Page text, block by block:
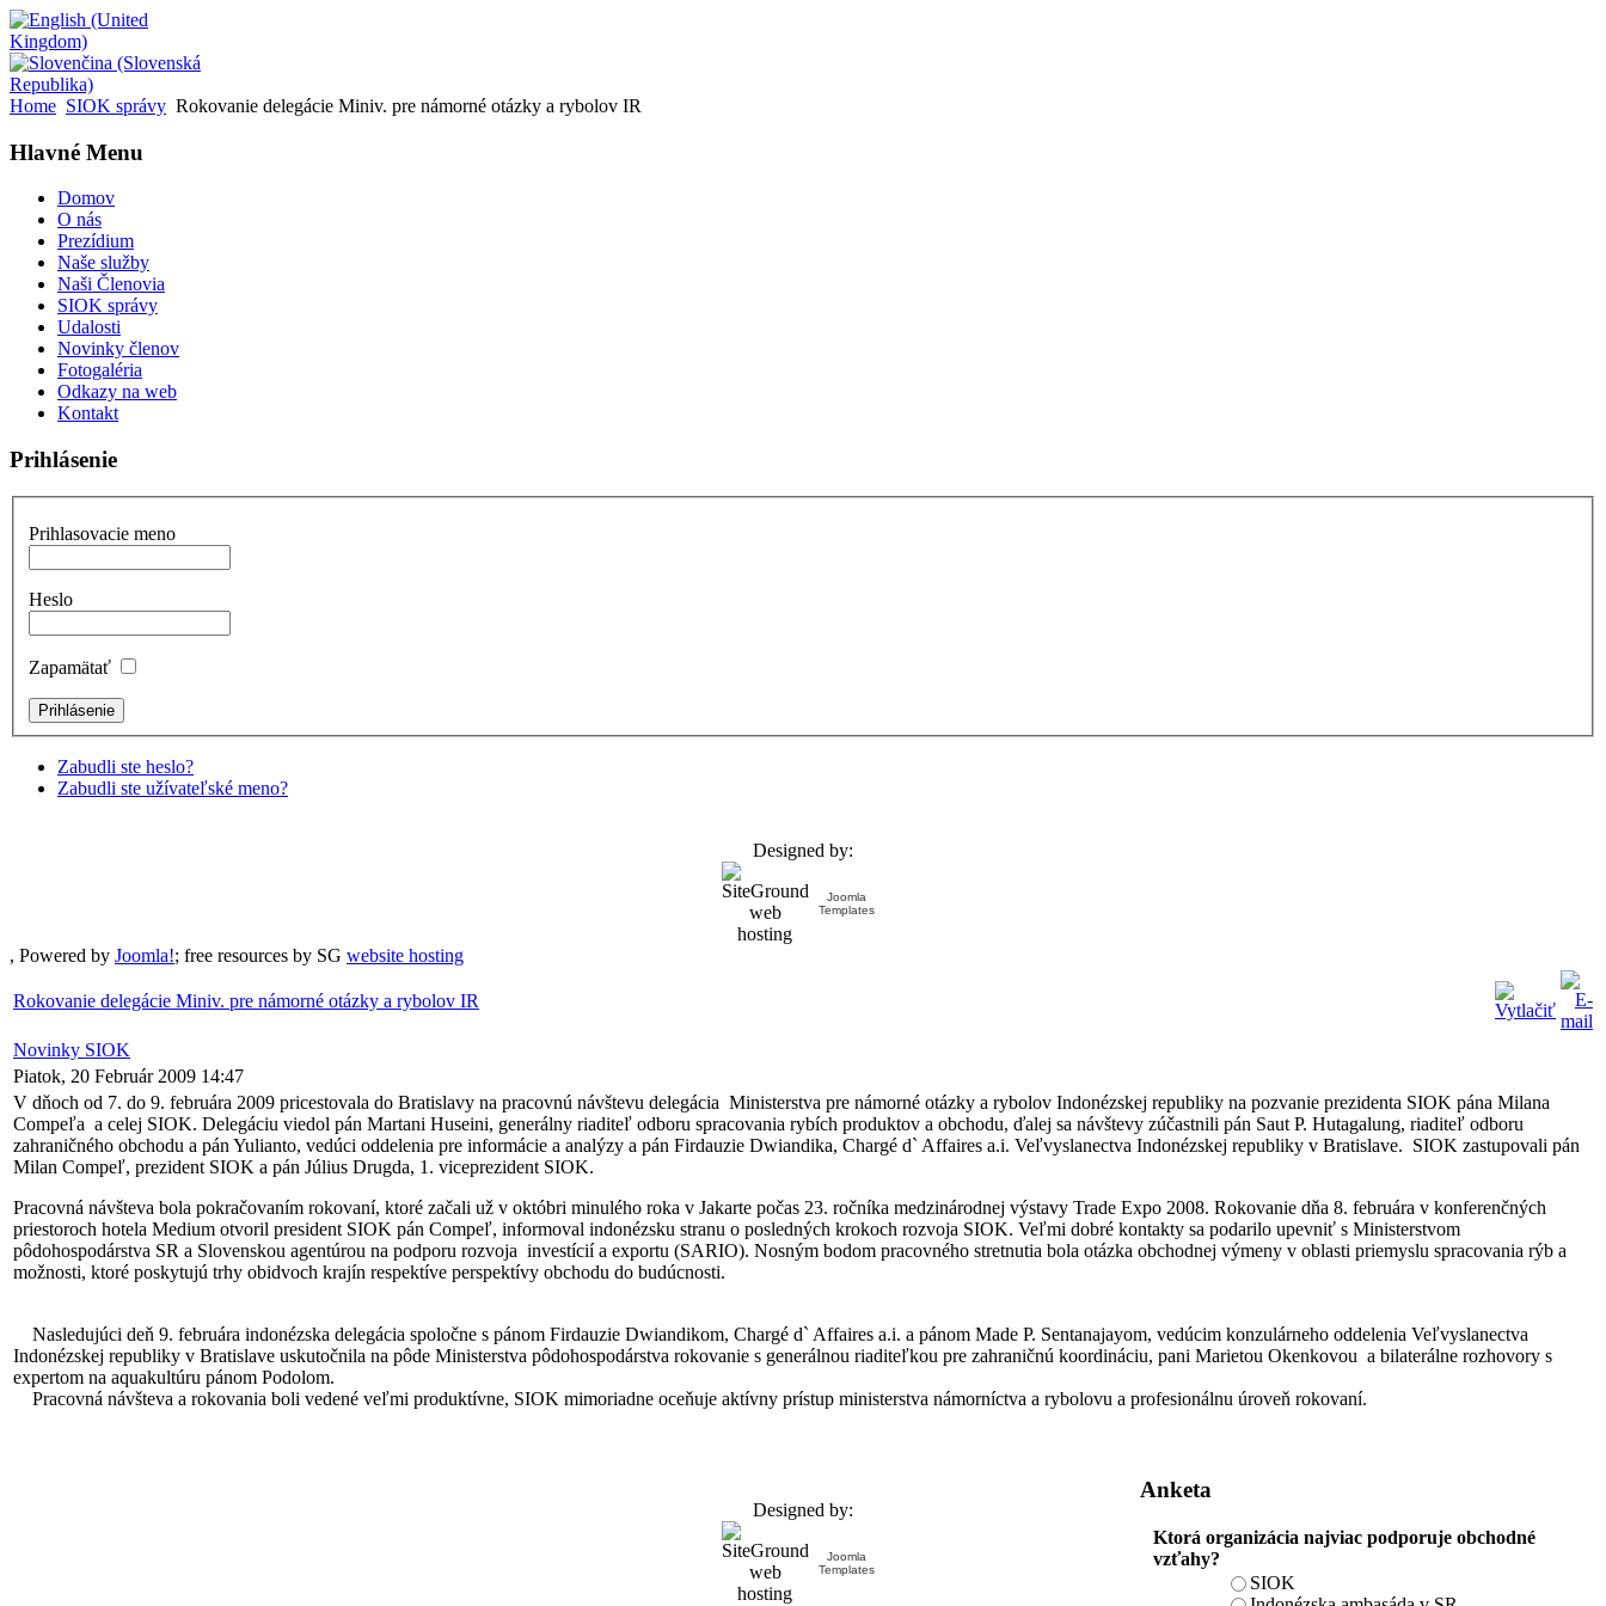
Home SIOK správy Rokovanie delegácie Miniv. pre námorné otázky a rybolov IR
Hlavné Menu
Domov
O nás
Prezídium
Naše služby
Naši Členovia
SIOK správy
Udalosti
Novinky členov
Fotogaléria
Odkazy na web
Kontakt
Prihlásenie
Prihlasovacie meno
Heslo
Zapamätať
Zabudli ste heslo?
Zabudli ste užívateľské meno?
Designed by:
Joomla
Templates
, Powered by Joomla!; free resources by SG website hosting
Rokovanie delegácie Miniv. pre námorné otázky a rybolov IR
Novinky SIOK
Piatok, 20 Február 2009 14:47
V dňoch od 7. do 9. februára 2009 pricestovala do Bratislavy na pracovnú návštevu delegácia Ministerstva pre námorné otázky a rybolov Indonézskej republiky na pozvanie prezidenta SIOK pána Milana
Compeľa a celej SIOK. Delegáciu viedol pán Martani Huseini, generálny riaditeľ odboru spracovania rybích produktov a obchodu, ďalej sa návštevy zúčastnili pán Saut P. Hutagalung, riaditeľ odboru
zahraničného obchodu a pán Yulianto, vedúci oddelenia pre informácie a analýzy a pán Firdauzie Dwiandika, Chargé d` Affaires a.i. Veľvyslanectva Indonézskej republiky v Bratislave. SIOK zastupovali pán
Milan Compeľ, prezident SIOK a pán Július Drugda, 1. viceprezident SIOK.
Pracovná návšteva bola pokračovaním rokovaní, ktoré začali už v októbri minulého roka v Jakarte počas 23. ročníka medzinárodnej výstavy Trade Expo 2008. Rokovanie dňa 8. februára v konferenčných
priestoroch hotela Medium otvoril president SIOK pán Compeľ, informoval indonézsku stranu o posledných krokoch rozvoja SIOK. Veľmi dobré kontakty sa podarilo upevniť s Ministerstvom
pôdohospodárstva SR a Slovenskou agentúrou na podporu rozvoja investícií a exportu (SARIO). Nosným bodom pracovného stretnutia bola otázka obchodnej výmeny v oblasti priemyslu spracovania rýb a
možnosti, ktoré poskytujú trhy obidvoch krajín respektíve perspektívy obchodu do budúcnosti.
Nasledujúci deň 9. februára indonézska delegácia spoločne s pánom Firdauzie Dwiandikom, Chargé d` Affaires a.i. a pánom Made P. Sentanajayom, vedúcim konzulárneho oddelenia Veľvyslanectva
Indonézskej republiky v Bratislave uskutočnila na pôde Ministerstva pôdohospodárstva rokovanie s generálnou riaditeľkou pre zahraničnú koordináciu, pani Marietou Okenkovou a bilaterálne rozhovory s
expertom na aquakultúru pánom Podolom.
Pracovná návšteva a rokovania boli vedené veľmi produktívne, SIOK mimoriadne oceňuje aktívny prístup ministerstva námorníctva a rybolovu a profesionálnu úroveň rokovaní.
Anketa
Ktorá organizácia najviac podporuje obchodné
vzťahy?
SIOK
Designed by:
Joomla
Templates